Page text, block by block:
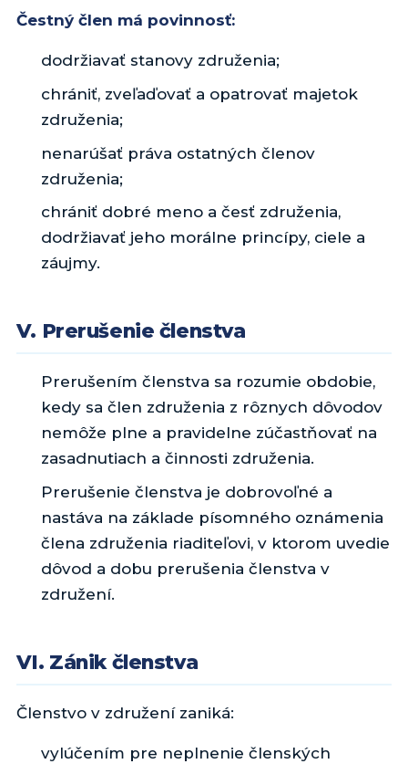
Čestný člen má povinnosť:
dodržiavať stanovy združenia;
chrániť, zveľaďovať a opatrovať majetok
združenia;
nenarúšať práva ostatných členov
združenia;
chrániť dobré meno a česť združenia,
dodržiavať jeho morálne princípy, ciele a
záujmy.
V. Prerušenie členstva
Prerušením členstva sa rozumie obdobie,
kedy sa člen združenia z rôznych dôvodov
nemôže plne a pravidelne zúčastňovať na
zasadnutiach a činnosti združenia.
Prerušenie členstva je dobrovoľné a
nastáva na základe písomného oznámenia
člena združenia riaditeľovi, v ktorom uvedie
dôvod a dobu prerušenia členstva v
združení.
VI. Zánik členstva
Členstvo v združení zaniká:
vylúčením pre neplnenie členských